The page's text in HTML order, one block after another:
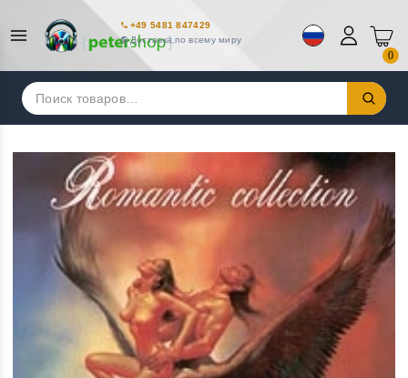
+49 5481 847429
Доставка по всему миру
0
Искать: